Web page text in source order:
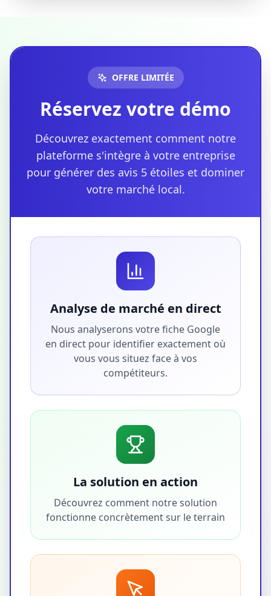
OFFRE LIMITÉE
Réservez votre démo
Découvrez exactement comment notre
plateforme s'intègre à votre entreprise
pour générer des avis 5 étoiles et dominer
votre marché local.
Analyse de marché en direct
Nous analyserons votre fiche Google
en direct pour identifier exactement où
vous vous situez face à vos
compétiteurs.
La solution en action
Découvrez comment notre solution
fonctionne concrètement sur le terrain